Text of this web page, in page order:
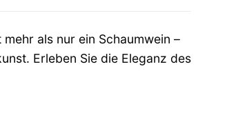
mehr als nur ein Schaumwein –
Erleben Sie die Eleganz des